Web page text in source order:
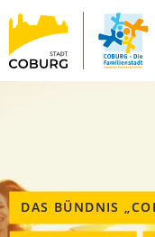
INHALT
Stadt
Coburg
DAS BÜNDNIS